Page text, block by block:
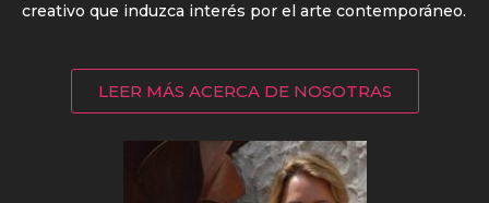
creativo que induzca interés por el arte contemporáneo.
LEER MÁS ACERCA DE NOSOTRAS